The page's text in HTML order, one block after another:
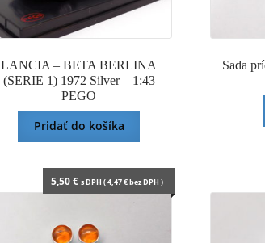
LANCIA – BETA BERLINA
(SERIE 1) 1972 Silver – 1:43
PEGO
Pridať do košíka
Sada
5,50€ s DPH (4,47€bez DPH )